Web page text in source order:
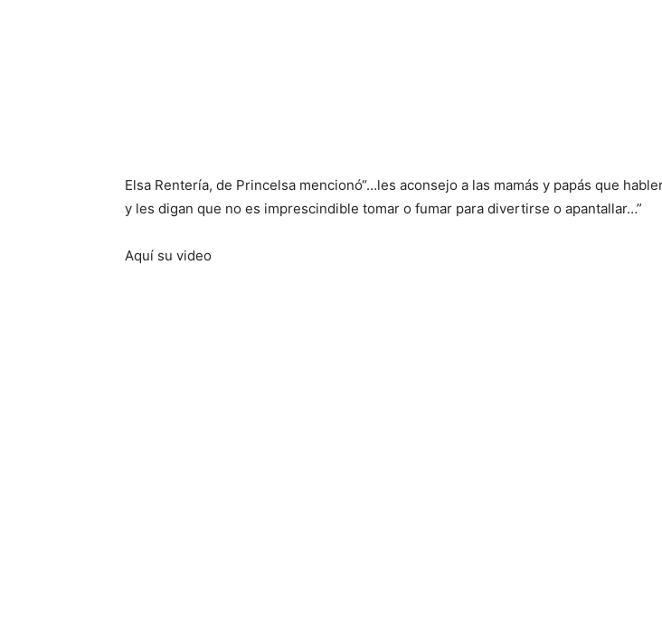
Elsa Rentería, de Princelsa mencionó“…les aconsejo a las mamás y papás que
y les digan que no es imprescindible tomar o fumar para divertirse o apantallar…”
Aquí su video